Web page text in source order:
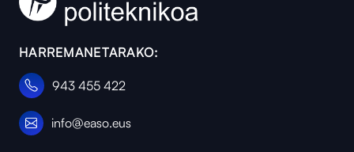
HARREMANETARAKO:
943 455 422
info@easo.eus